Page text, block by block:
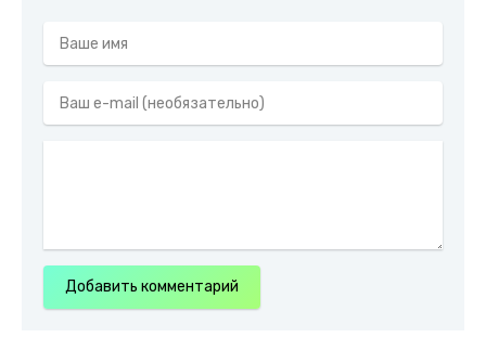
Добавить комментарий